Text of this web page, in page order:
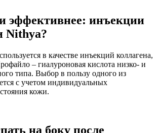
эффективнее: инъекции
Nithya?
в качестве инъекций коллагена,
– гиалуроновая кислота низко- и
типа. Выбор в пользу одного из
с учетом индивидуальных
кожи.
на боку после